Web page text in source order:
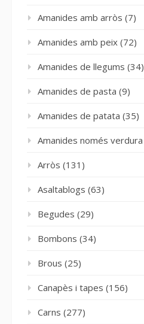
Amanides amb arròs (7)
Amanides amb peix (72)
Amanides de llegums (34)
Amanides de pasta (9)
Amanides de patata (35)
Amanides només verdura
Arròs (131)
Asaltablogs (63)
Begudes (29)
Bombons (34)
Brous (25)
Canapès i tapes (156)
Carns (277)